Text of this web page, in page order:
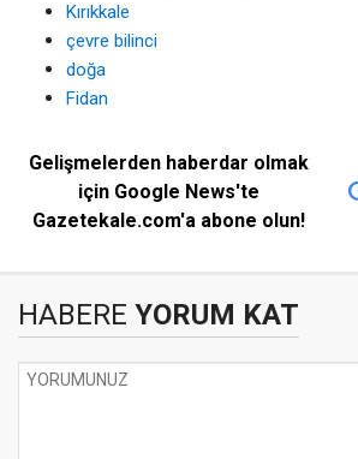
Kırıkkale
çevre bilinci
doğa
Fidan
Gelişmelerden haberdar olmak
için Google News'te
Gazetekale.com'a abone olun!
HABERE YORUM KAT